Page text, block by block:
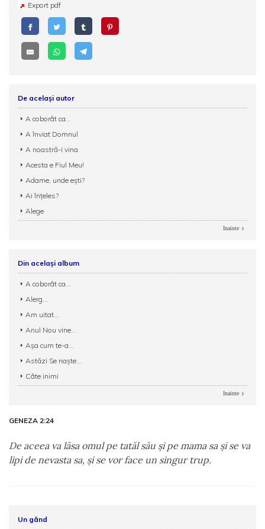
Export pdf
De același autor
A coborât ca...
A înviat Domnul
A noastră-i vina
Acesta e Fiul Meu!
Adame, unde eşti?
Ai înțeles?
Alege
Inainte
Din același album
A coborât ca...
Alerg...
Am uitat...
Anul Nou vine...
Aşa cum te-a...
Astăzi Se naşte...
Câte inimi
Inainte
GENEZA 2:24
De aceea va lăsa omul pe tatăl său şi pe mama sa şi se va
lipi de nevasta sa, şi se vor face un singur trup.
Un gând